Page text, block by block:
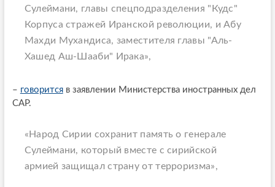
Сулеймани, главы спецподразделения "Кудс"
Корпуса стражей Иранской революции, и Абу
Махди Мухандиса, заместителя главы "Аль-
Хашед Аш-Шааби" Ирака»,
– говоритсяв заявлении Министерства иностранных дел
САР.
«Народ Сирии сохранит память о генерале
Сулеймани, который вместе с сирийской
армией защищал страну от терроризма»,